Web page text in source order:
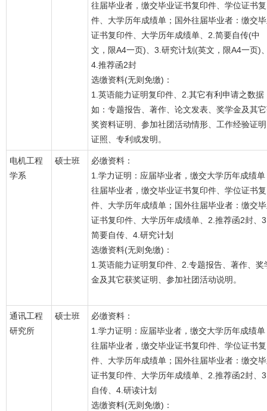
往届毕业者，缴交毕业证书复印件、学位证书
件、大学历年成绩单；国外往届毕业者：缴交
证书复印件、大学历年成绩单、2.简要自传(中
文，限A4一页)、3.研究计划(英文，限A4一页)
4.推荐函2封
选缴资料(无则免缴)：
1.英语能力证明复印件、2.其它有利申请之数据
如：专题报告、著作、论文发表、奖学金及其
奖资料证明、参加社团活动情形、工作经验证
证照、专利或发明。
电机工程
学系
硕士班
必缴资料：
1.学力证明：应届毕业者，缴交大学历年成绩单
往届毕业者，缴交毕业证书复印件、学位证书
件、大学历年成绩单；国外往届毕业者：缴交
证书复印件、大学历年成绩单、2.推荐函2封、
简要自传、4.研究计划
选缴资料(无则免缴)：
1.英语能力证明复印件、2.专题报告、著作、奖
金及其它获奖证明、参加社团活动说明。
通讯工程
研究所
硕士班
必缴资料：
1.学力证明：应届毕业者，缴交大学历年成绩单
往届毕业者，缴交毕业证书复印件、学位证书
件、大学历年成绩单；国外往届毕业者：缴交
证书复印件、大学历年成绩单、2.推荐函2封、
自传、4.研读计划
选缴资料(无则免缴)：